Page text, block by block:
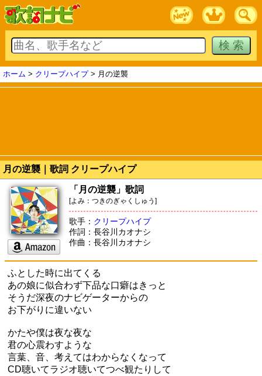
ホーム > クリープハイプ> 月の逆襲
月の逆襲｜歌詞 クリープハイプ
「月の逆襲」歌詞
[よみ：つきのぎゃくしゅう]
歌手： クリープハイプ
作詞：長谷川カオナシ
作曲：長谷川カオナシ
ふとした時に出てくる
あの娘に似合わず下品な口癖はきっと
そうだ深夜のナビゲーターからの
お下がりに違いない
かたや僕は夜な夜な
君の心震わすような
言葉、音、考えてはわからなくなって
CD聴いてラジオ聴いてつべ観たりして